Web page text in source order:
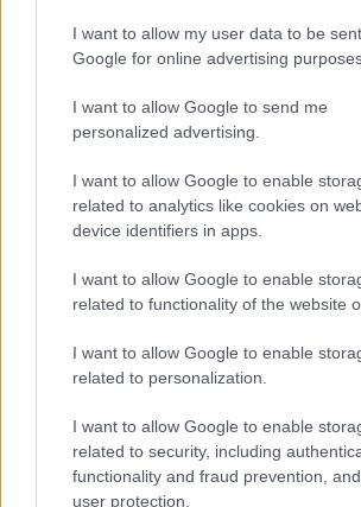
I want to allow my user data to be
Google for online advertising
I want to allow Google to send me
personalized advertising.
I want to allow Google to enable
related to analytics like cookies on
device identifiers in apps.
I want to allow Google to enable
related to functionality of the website
I want to allow Google to enable
related to personalization.
I want to allow Google to enable
related to security, including
functionality and fraud prevention,
user protection.
Σύμφωνα με τα πρώτα
έρευνας, που δημοσιεύθηκαν
«Nature», η έκθεση στην
διέφερεσημαντικά ανάλογα με
περιοχές να παρέχουν
περισσότερη προστασία από
. Η έκθεση στην
από συμβάντα μεγάλων
στην πιο βαριά θωρακισμένη
κάψουλας παρέμεινε κάτω από
millisieverts, που θεωρείται
ακτινοβολίας. Τα δεδομένα
επικυρώνουν το σχέδιο
διαστημικού σκάφους.